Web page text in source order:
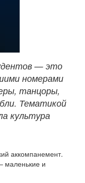
— это
номерами
танцоры,
Тематикой
культура
аккомпанемент.
маленькие и